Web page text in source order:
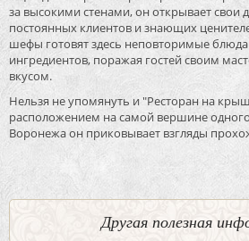
за высокими стенами, он открывает свои
постоянных клиентов и знающих
шефы готовят здесь неповторимые блюда
ингредиентов, поражая гостей своим
вкусом.
Нельзя не упомянуть и "Ресторан на
расположением на самой вершине
Воронежа он приковывает взгляды
Другая полезная